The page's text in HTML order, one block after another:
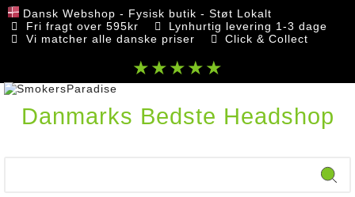
Dansk Webshop - Fysisk butik - Støt Lokalt
Fri fragt over 595kr
Lynhurtig levering 1-3 dage
Vi matcher alle danske priser
Click & Collect
★★★★★
Danmarks Bedste Headshop